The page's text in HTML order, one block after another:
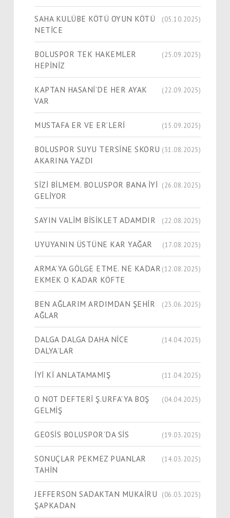
SAHA KULÜBE KÖTÜ OYUN KÖTÜ
NETİCE
(05.10.2025)
BOLUSPOR TEK HAKEMLER
HEPİNİZ
(25.09.2025)
KAPTAN HASANİ’DE HER AYAK
VAR
(22.09.2025)
MUSTAFA ER VE ER’LERİ (15.09.2025)
BOLUSPOR SUYU TERSİNE SKORU
AKARINA YAZDI
(31.08.2025)
SİZİ BİLMEM. BOLUSPOR BANA İYİ
GELİYOR
(26.08.2025)
SAYIN VALİM BİSİKLET ADAMDIR (22.08.2025)
UYUYANIN ÜSTÜNE KAR YAĞAR (17.08.2025)
ARMA’YA GÖLGE ETME. NE KADAR
EKMEK O KADAR KÖFTE
(12.08.2025)
BEN AĞLARIM ARDIMDAN ŞEHİR
AĞLAR
(23.06.2025)
DALGA DALGA DAHA NİCE
DALYA’LAR
(14.04.2025)
İYİ Kİ ANLATAMAMIŞ (11.04.2025)
O NOT DEFTERİ Ş.URFA’YA BOŞ
GELMİŞ
(04.04.2025)
GEOSİS BOLUSPOR’DA SİS (19.03.2025)
SONUÇLAR PEKMEZ PUANLAR
TAHİN
(14.03.2025)
JEFFERSON SADAKTAN MUKAİRU
ŞAPKADAN
(06.03.2025)